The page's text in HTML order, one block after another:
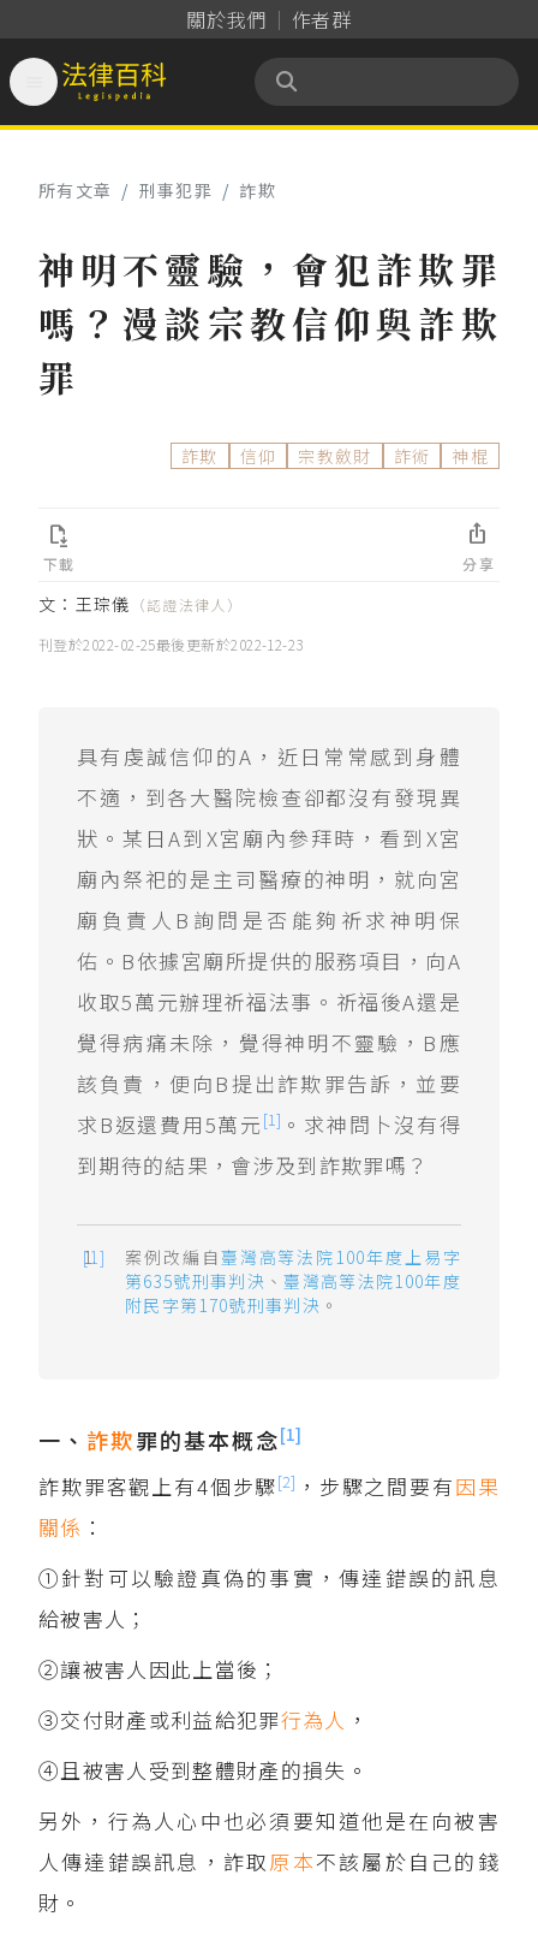
關於我們 作者群
法律百科 Legispedia
所有文章 / 刑事犯罪 / 詐欺
神明不靈驗，會犯詐欺罪
嗎？漫談宗教信仰與詐欺
罪
詐欺 信仰 宗教斂財 詐術 神棍
文： 王琮儀 （認證法律人）
刊登於2022-02-25最後更新於2022-12-23
具有虔誠信仰的A，近日常常感到身體
不適，到各大醫院檢查卻都沒有發現異
狀。某日A到X宮廟內參拜時，看到X宮
廟內祭祀的是主司醫療的神明，就向宮
廟負責人B詢問是否能夠祈求神明保
佑。B依據宮廟所提供的服務項目，向A
收取5萬元辦理祈福法事。祈福後A還是
覺得病痛未除，覺得神明不靈驗，B應
該負責，便向B提出詐欺罪告訴，並要
求B返還費用5萬元 [1] 。求神問卜沒有得
到期待的結果，會涉及到詐欺罪嗎？
案例改編自臺灣高等法院100年度上易字
第635號刑事判決 、臺灣高等法院100年度
附民字第170號刑事判決 。
一、 詐欺罪的基本概念[1]
詐欺罪客觀上有4個步驟[2] ，步驟之間要有因果
關係 ：
①針對可以驗證真偽的事實，傳達錯誤的訊息
給被害人；
②讓被害人因此上當後；
③交付財產或利益給犯罪行為人 ，
④且被害人受到整體財產的損失。
另外，行為人心中也必須要知道他是在向被害
人傳達錯誤訊息，詐取原本不該屬於自己的錢
財。
下載

分享
